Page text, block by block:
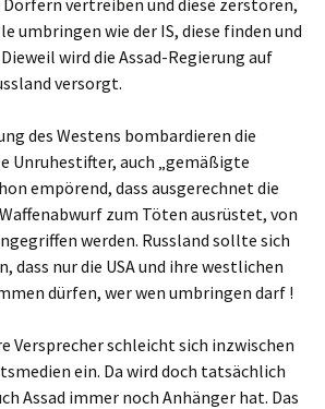
Dörfern vertreiben und diese zerstören,
umbringen wie der IS, diese finden und
wird die Assad-Regierung auf
versorgt.
des Westens bombardieren die
Unruhestifter, auch „gemäßigte
empörend, dass ausgerechnet die
zum Töten ausrüstet, von
werden. Russland sollte sich
dass nur die USA und ihre westlichen
dürfen, wer wen umbringen darf !
Versprecher schleicht sich inzwischen
ein. Da wird doch tatsächlich
Assad immer noch Anhänger hat. Das